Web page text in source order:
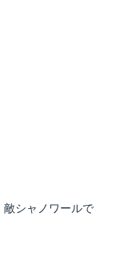
敵シャノワールで